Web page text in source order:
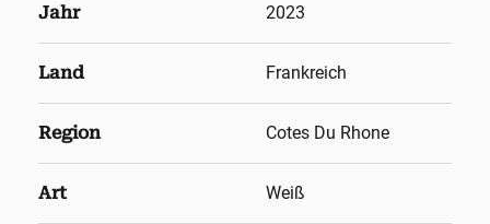
Jahr 2023
Land Frankreich
Region Cotes Du Rhone
Art Weiß